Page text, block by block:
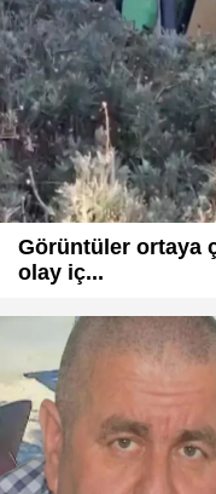
Görüntüler ortaya
olay iç...